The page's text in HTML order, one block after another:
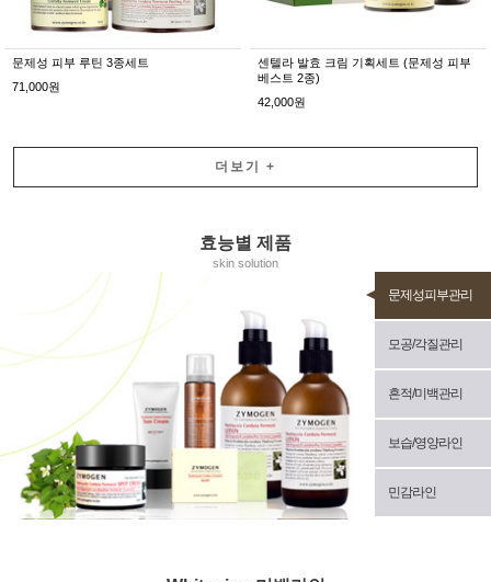
문제성 피부 루틴 3종세트
71,000원
센텔라 발효 크림 기획세트 (문제성 피부
베스트 2종)
42,000원
더보기 +
효능별 제품
skin solution
문제성피부관리
모공/각질관리
흔적/미백관리
보습/영양라인
민감라인